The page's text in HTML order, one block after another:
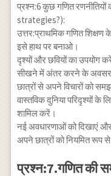
प्रश्न:6 कुछ गणित
strategies?):
उत्तर:प्राथमिक गणित शिक्षण
इसे हाथ पर बनाओ।
दृश्यों और छवियों का उपयोग
सीखने में अंतर करने के
छात्रों से अपने विचारों को
वास्तविक दुनिया परिदृश्यों
शामिल करें।
नई अवधारणाओं को दिखाएं
अपने छात्रों को नियमित रूप
प्रश्न:7.गणित की